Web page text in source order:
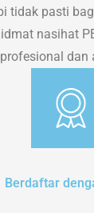
tidak pasti
nasihat
dan
Berdaftar